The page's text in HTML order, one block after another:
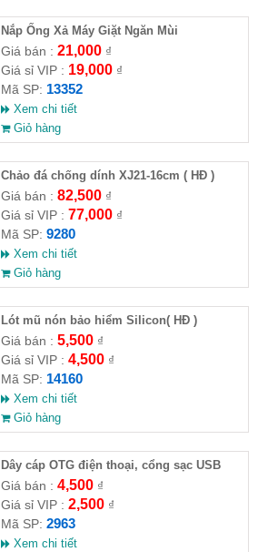
Nắp Ống Xả Máy Giặt Ngăn Mùi
Giá bán : 21,000₫
Giá sỉ VIP : 19,000₫
Mã SP: 13352
Xem chi tiết
Giỏ hàng
Chảo đá chống dính XJ21-16cm ( HĐ )
Giá bán : 82,500₫
Giá sỉ VIP : 77,000₫
Mã SP: 9280
Xem chi tiết
Giỏ hàng
Lót mũ nón bảo hiểm Silicon( HĐ )
Giá bán : 5,500₫
Giá sỉ VIP : 4,500₫
Mã SP: 14160
Xem chi tiết
Giỏ hàng
Dây cáp OTG điện thoại, cổng sạc USB
Giá bán : 4,500₫
Giá sỉ VIP : 2,500₫
Mã SP: 2963
Xem chi tiết